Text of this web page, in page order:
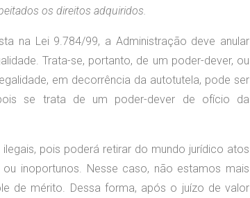
os direitos adquiridos.
na Lei 9.784/99, a Administração deve anular
Trata-se, portanto, de um poder-dever, ou
em decorrência da autotutela, pode ser
se trata de um poder-dever de ofício da
pois poderá retirar do mundo jurídico atos
inoportunos. Nesse caso, não estamos mais
de mérito. Dessa forma, após o juízo de valor